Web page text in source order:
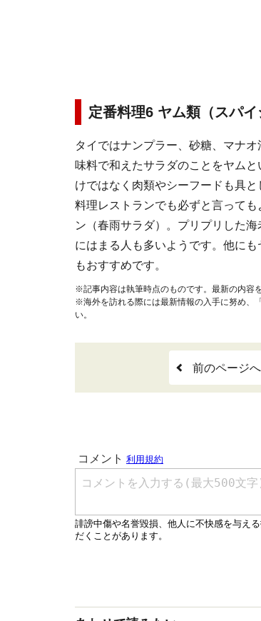
定番料理6 ヤム類（スパイ
タイではナンプラー、砂糖、マナ
味料で和えたサラダのことをヤム
けではなく肉類やシーフードも具
料理レストランでも必ずと言って
ン（春雨サラダ）。プリプリした
にはまる人も多いようです。他に
もおすすめです。
※記事内容は執筆時点のものです。最新の内容
※海外を訪れる際には最新情報の入手に努め、「
い。
前のページへ